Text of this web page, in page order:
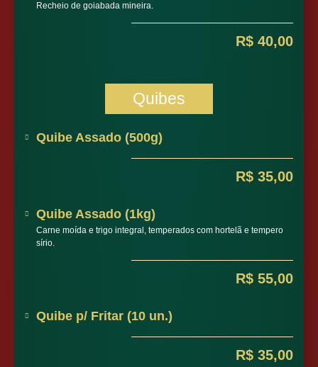
Recheio de goiabada mineira.
R$ 40,00
Quibes
Quibe Assado (500g)
R$ 35,00
Quibe Assado (1kg)
Carne moída e trigo integral, temperados com hortelã e tempero
sírio.
R$ 55,00
Quibe p/ Fritar (10 un.)
R$ 35,00